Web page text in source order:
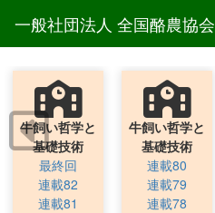
一般社団法人 全国酪農協会
牛飼い哲学と
基礎技術
最終回
連載82
連載81
牛飼い哲学と
基礎技術
連載80
連載79
連載78